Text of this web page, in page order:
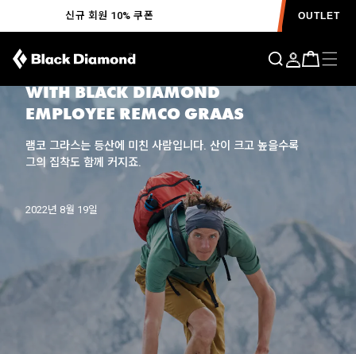
신규 회원 10% 쿠폰 OUTLET
STEP BY STEP:
NORDKETTE TRAVERSE
WITH BLACK DIAMOND
EMPLOYEE REMCO GRAAS
램코 그라스는 등산에 미친 사람입니다. 산이 크고 높을수록
그의 집착도 함께 커지죠.
2022년 8월 19일